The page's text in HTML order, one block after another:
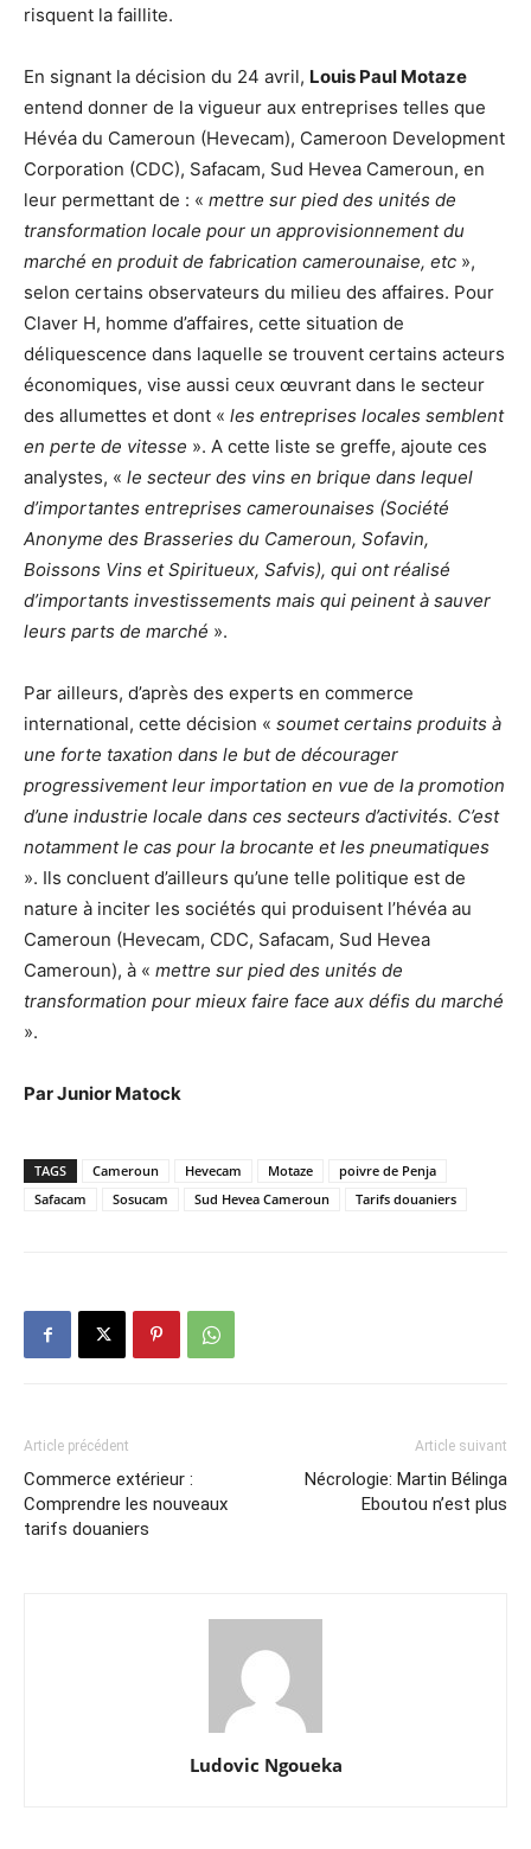
risquent la faillite.
En signant la décision du 24 avril, Louis Paul Motaze
entend donner de la vigueur aux entreprises telles que
Hévéa du Cameroun (Hevecam), Cameroon Development
Corporation (CDC), Safacam, Sud Hevea Cameroun, en
leur permettant de : « mettre sur pied des unités de
transformation locale pour un approvisionnement du
marché en produit de fabrication camerounaise, etc »,
selon certains observateurs du milieu des affaires. Pour
Claver H, homme d’affaires, cette situation de
déliquescence dans laquelle se trouvent certains acteurs
économiques, vise aussi ceux œuvrant dans le secteur
des allumettes et dont « les entreprises locales semblent
en perte de vitesse ». A cette liste se greffe, ajoute ces
analystes, « le secteur des vins en brique dans lequel
d’importantes entreprises camerounaises (Société
Anonyme des Brasseries du Cameroun, Sofavin,
Boissons Vins et Spiritueux, Safvis), qui ont réalisé
d’importants investissements mais qui peinent à sauver
leurs parts de marché ».
Par ailleurs, d’après des experts en commerce
international, cette décision « soumet certains produits à
une forte taxation dans le but de décourager
progressivement leur importation en vue de la promotion
d’une industrie locale dans ces secteurs d’activités. C’est
notamment le cas pour la brocante et les pneumatiques
». Ils concluent d’ailleurs qu’une telle politique est de
nature à inciter les sociétés qui produisent l’hévéa au
Cameroun (Hevecam, CDC, Safacam, Sud Hevea
Cameroun), à « mettre sur pied des unités de
transformation pour mieux faire face aux défis du marché
».
Par Junior Matock
TAGS Cameroun Hevecam Motaze
poivre de Penja
Safacam
Sosucam Sud Hevea Cameroun Tarifs douaniers
Article précédent
Commerce extérieur :
Comprendre les nouveaux
tarifs douaniers
Article suivant
Nécrologie: Martin Bélinga
Eboutou n’est plus
Ludovic Ngoueka